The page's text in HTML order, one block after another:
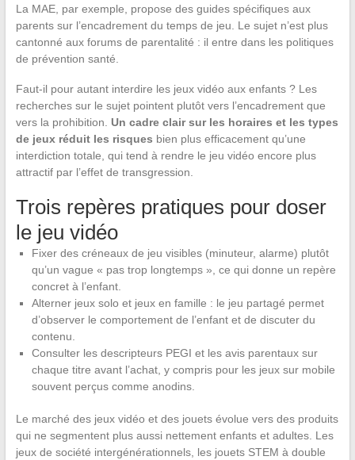
La MAE, par exemple, propose des guides spécifiques aux
parents sur l’encadrement du temps de jeu. Le sujet n’est plus
cantonné aux forums de parentalité : il entre dans les politiques
de prévention santé.
Faut-il pour autant interdire les jeux vidéo aux enfants ? Les
recherches sur le sujet pointent plutôt vers l’encadrement que
vers la prohibition. Un cadre clair sur les horaires et les types
de jeux réduit les risques bien plus efficacement qu’une
interdiction totale, qui tend à rendre le jeu vidéo encore plus
attractif par l’effet de transgression.
Trois repères pratiques pour doser
le jeu vidéo
Fixer des créneaux de jeu visibles (minuteur, alarme) plutôt
qu’un vague « pas trop longtemps », ce qui donne un repère
concret à l’enfant.
Alterner jeux solo et jeux en famille : le jeu partagé permet
d’observer le comportement de l’enfant et de discuter du
contenu.
Consulter les descripteurs PEGI et les avis parentaux sur
chaque titre avant l’achat, y compris pour les jeux sur mobile
souvent perçus comme anodins.
Le marché des jeux vidéo et des jouets évolue vers des produits
qui ne segmentent plus aussi nettement enfants et adultes. Les
jeux de société intergénérationnels, les jouets STEM à double